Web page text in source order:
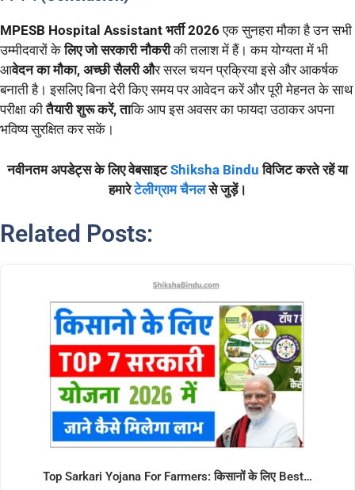
MPESB Hospital Assistant भर्ती 2026एक सुनहरा मौका है उन सभी
उम्मीदवारों केलिए जो सरकारी नौकरीकी तलाश में हैं। कम योग्यता में भी
आवेदन का मौका, अच्छी सैलरी और सरल चयन प्रक्रिया इसे और आकर्षक
बनाती है। इसलिए बिना देरी किए समय पर आवेदन करें और पूरी मेहनत के साथ
परीक्षा कीतैयारी शुरू करें, ताकि आप इस अवसर का फायदा उठाकर अपना
भविष्य सुरक्षित कर सकें।
नवीनतम अपडेट्स के लिए वेबसाइटShiksha Bindu विजिट करते रहें या
हमारेटेलीग्राम चैनल से जुड़ें।
Related Posts:
Top Sarkari Yojana For Farmers: किसानों के लिए Best…